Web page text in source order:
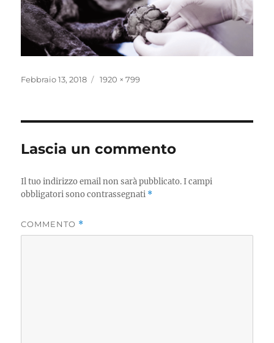
Pubblicato
Febbraio 13, 2018
Dimensione
1920 × 799
Lascia un commento
Il tuo indirizzo email non sarà pubblicato. I campi
obbligatori sono contrassegnati *
COMMENTO *